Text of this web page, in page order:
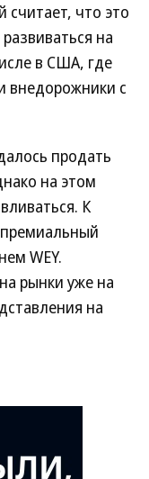
что это
на
в США, где
внедорожники с
продать
на этом
К
WEY.
рынки уже на
на